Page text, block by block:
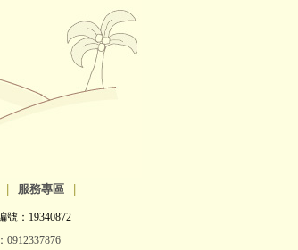
服務專區
：19340872
0912337876